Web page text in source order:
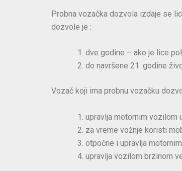
Probna vozačka dozvola izdaje se
dozvole je :
dve godine – ako je lice
do navršene 21. godine
Vozač koji ima probnu vozačku
upravlja motornim vozilom
za vreme vožnje koristi
otpočne i upravlja
upravlja vozilom brzinom